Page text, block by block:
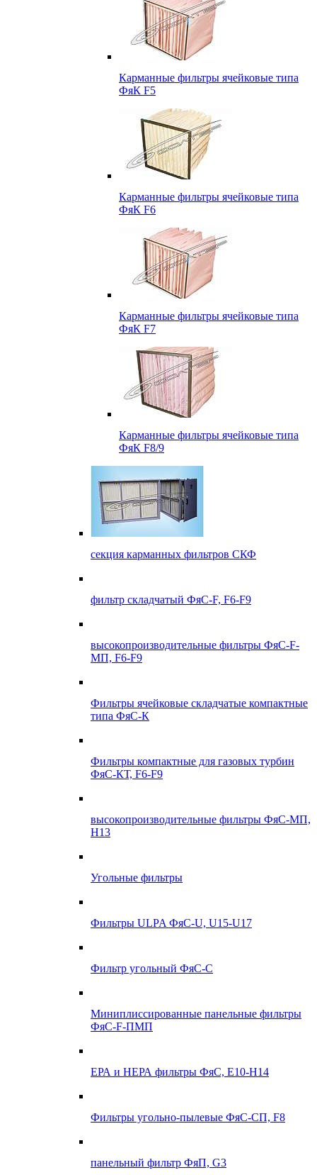
Карманные фильтры ячейковые типа
ФяК F5
Карманные фильтры ячейковые типа
ФяК F6
Карманные фильтры ячейковые типа
ФяК F7
Карманные фильтры ячейковые типа
ФяК F8/9
секция карманных фильтров СКФ
фильтр складчатый ФяС-F, F6-F9
высокопроизводительные фильтры ФяС-F-
МП, F6-F9
Фильтры ячейковые складчатые компактные
типа ФяС-К
Фильтры компактные для газовых турбин
ФяС-КТ, F6-F9
высокопроизводительные фильтры ФяС-МП,
Н13
Угольные фильтры
Фильтры ULPA ФяС-U, U15-U17
Фильтр угольный ФяС-С
Миниплиссированные панельные фильтры
ФяС-F-ПМП
ЕРА и НЕРА фильтры ФяС, E10-H14
Фильтры угольно-пылевые ФяС-СП, F8
панельный фильтр ФяП, G3